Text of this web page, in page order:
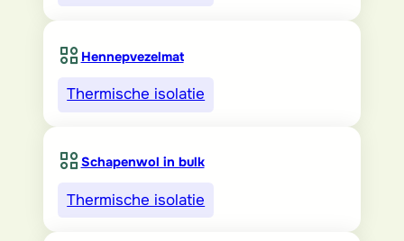
Hennepvezelmat
Thermische isolatie
Schapenwol in bulk
Thermische isolatie